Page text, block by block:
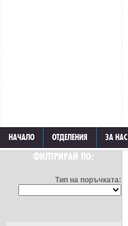
НАЧАЛО ОТДЕЛЕНИЯ ЗА НАС
ФИЛТРИРАЙ ПО:
Тип на поръчката: